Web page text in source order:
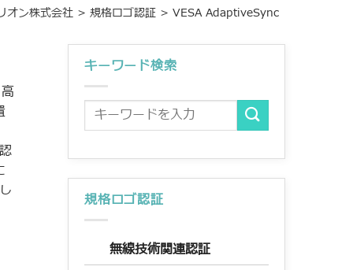
オン株式会社> 規格ロゴ認証> VESA AdaptiveSync
キーワード検索
規格ロゴ認証
無線技術関連認証